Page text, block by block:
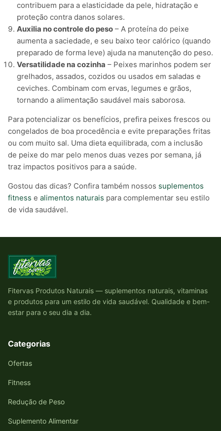
contribuem para a elasticidade da pele, hidratação e
proteção contra danos solares.
Auxilia no controle do peso – A proteína do peixe
aumenta a saciedade, e seu baixo teor calórico (quando
preparado de forma leve) ajuda na manutenção do peso.
Versatilidade na cozinha – Peixes marinhos podem ser
grelhados, assados, cozidos ou usados em saladas e
ceviches. Combinam com ervas, legumes e grãos,
tornando a alimentação saudável mais saborosa.
Para potencializar os benefícios, prefira peixes frescos ou
congelados de boa procedência e evite preparações fritas
ou com muito sal. Uma dieta equilibrada, com a inclusão
de peixe do mar pelo menos duas vezes por semana, já
traz impactos positivos para a saúde.
Gostou das dicas? Confira também nossos suplementos
fitness e alimentos naturais para complementar seu estilo
de vida saudável.
Fitervas Produtos Naturais — suplementos naturais, vitaminas
e produtos para um estilo de vida saudável. Qualidade e bem-
estar para o seu dia a dia.
Categorias
Ofertas
Fitness
Redução de Peso
Suplemento Alimentar